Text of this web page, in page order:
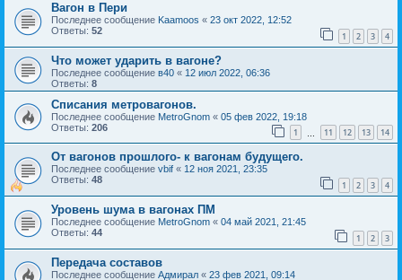
Вагон в Пери
Последнее сообщение Kaamoos « 23 окт 2022, 12:52
Ответы: 52 1 2 3 4
Что может ударить в вагоне?
Последнее сообщение в40 « 12 июл 2022, 06:36
Ответы: 8
Списания метровагонов.
Последнее сообщение MetroGnom « 05 фев 2022, 19:18
Ответы: 206 1 11 12 13 14
От вагонов прошлого- к вагонам будущего.
Последнее сообщение vbif « 12 ноя 2021, 23:35
Ответы: 48 1 2 3 4
Уровень шума в вагонах ПМ
Последнее сообщение MetroGnom « 04 май 2021, 21:45
Ответы: 44 1 2 3
Передача составов
Последнее сообщение Адмирал « 23 фев 2021, 09:14